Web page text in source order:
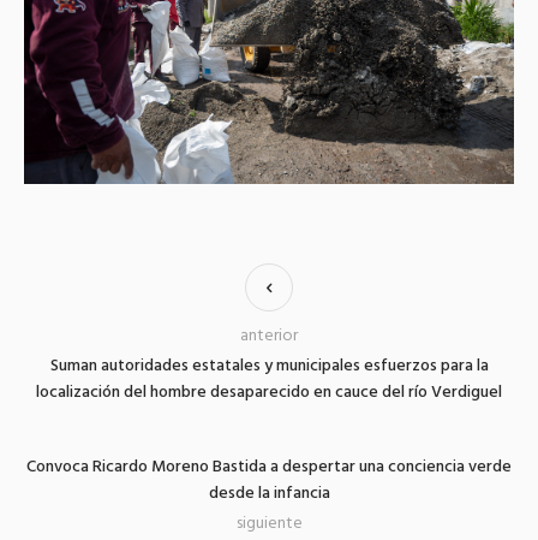
Suman autoridades estatales y municipales esfuerzos para la
localización del hombre desaparecido en cauce del río Verdiguel
anterior
Convoca Ricardo Moreno Bastida a despertar una conciencia verde
desde la infancia
siguiente